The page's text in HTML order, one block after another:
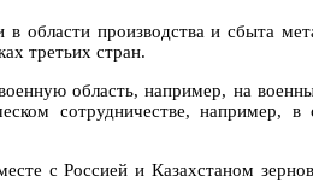
области производства и сбыта
третьих стран.
область, например, на
сотрудничестве, например, в
с Россией и Казахстаном